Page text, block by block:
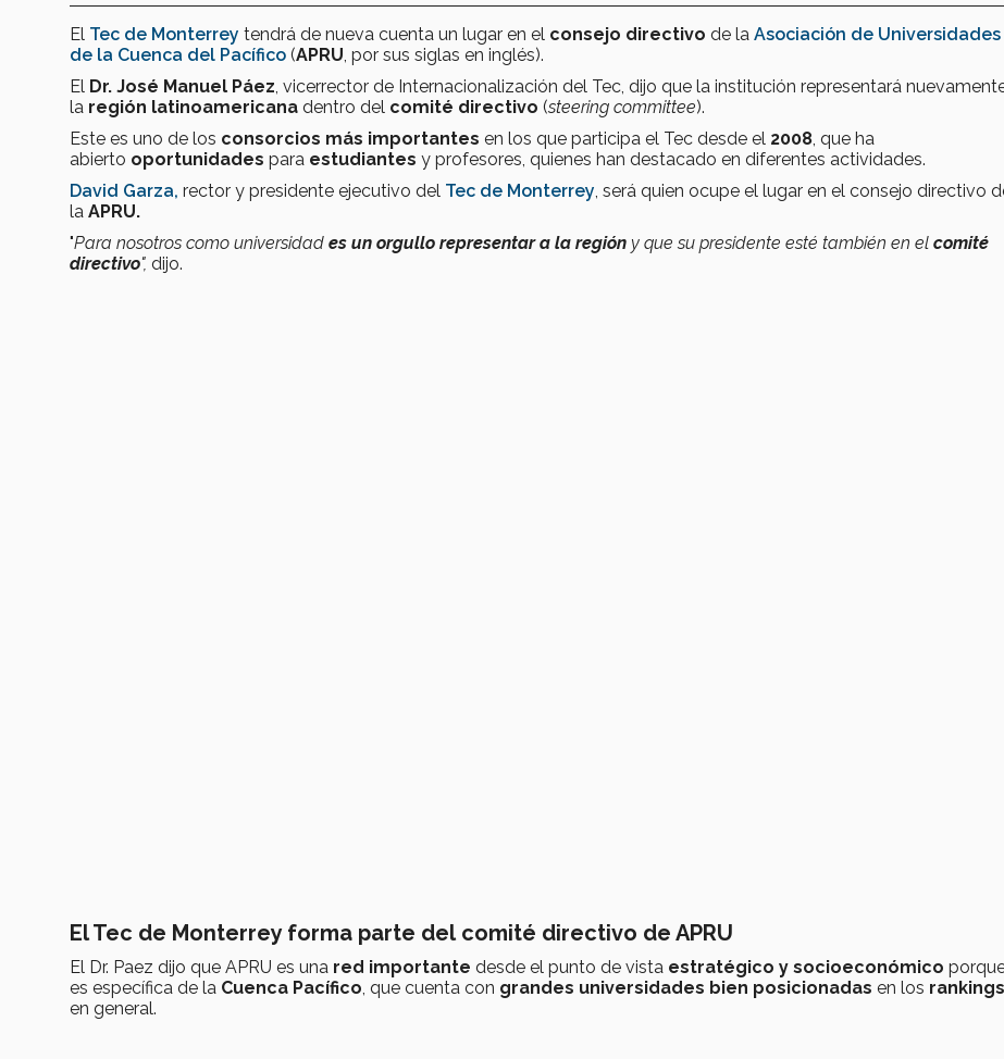
El Tec de Monterrey tendrá de nueva cuenta un lugar en el consejo directivo de la Asociación de Universidades
de la Cuenca del Pacífico (APRU , por sus siglas en inglés).
El Dr. José Manuel Páez , vicerrector de Internacionalización del Tec, dijo que la institución representará
la región latinoamericana dentro del comité directivo (steering committee).
Este es uno de los consorcios más importantes en los que participa el Tec desde el 2008 , que ha
abierto oportunidades para estudiantes y profesores, quienes han destacado en diferentes actividades.
David Garza, rector y presidente ejecutivo del Tec de Monterrey , será quien ocupe el lugar en el consejo directivo
la APRU.
"Para nosotros como universidad es un orgullo representar a la región y que su presidente esté también en el comité
directivo", dijo.
El Tec de Monterrey forma parte del comité directivo de APRU
El Dr. Paez dijo que APRU es una red importante desde el punto de vista estratégico y socioeconómico
es específica de la Cuenca Pacífico , que cuenta con grandes universidades bien posicionadas en los rankings
en general.